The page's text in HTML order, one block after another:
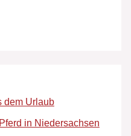
dem Urlaub
in Niedersachsen